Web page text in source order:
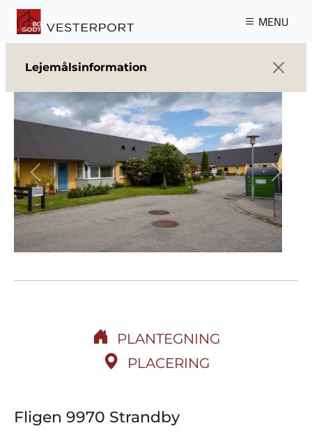
Gå til hovedindhold
MENU
Lejemålsinformation
Fligen 9970 Strandby
Previous Next
PLANTEGNING
PLACERING